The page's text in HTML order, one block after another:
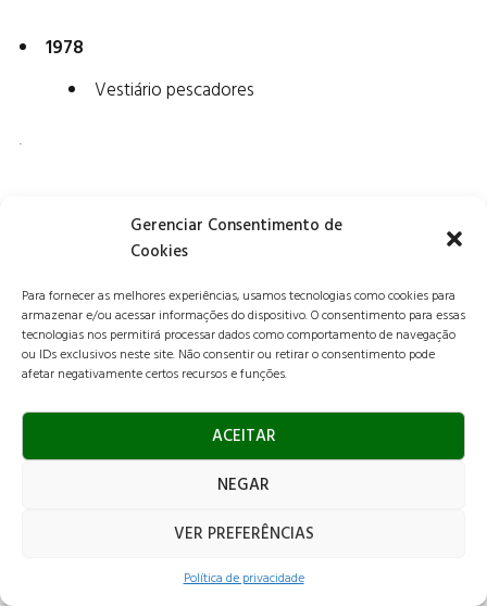
Gerenciar Consentimento de
Cookies
Para fornecer as melhores experiências, usamos tecnologias como cookies para
armazenar e/ou acessar informações do dispositivo. O consentimento para essas
tecnologias nos permitirá processar dados como comportamento de navegação
ou IDs exclusivos neste site. Não consentir ou retirar o consentimento pode
afetar negativamente certos recursos e funções.
ACEITAR
NEGAR
VER PREFERÊNCIAS
Política de privacidade
1978
Vestiário pescadores
.
Rua Franz Wilhelm Dafert, 79
Campinas – SP – CEP 13070-161
ENTRE EM CONTATO:
contato@licuripaisagismo.com.br
+55 19 97145-5709| +55 11 94756 1528
INSTAGRAMFACEBOOKLINKEDINWHATSAPP